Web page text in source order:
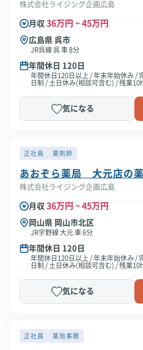
株式会社ライジング企画広島
月収 36万円 ~ 45万円
広島県 呉市
JR呉線 呉 車 8分
年間休日 120日
年間休日120日以上 / 年末年始休み /
日制 / 土日休み(相談可含む) / 残業
気になる
正社員 薬剤師
あおぞら薬局 大元店の薬
株式会社ライジング企画広島
月収 36万円 ~ 45万円
岡山県 岡山市北区
JR宇野線 大元 車 6分
年間休日 120日
年間休日120日以上 / 年末年始休み /
日制 / 土日休み(相談可含む) / 残業
気になる
正社員 薬局事務